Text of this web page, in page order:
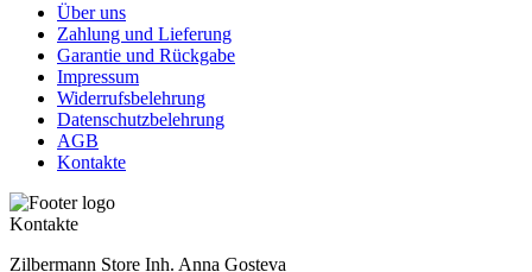
Über uns
Zahlung und Lieferung
Garantie und Rückgabe
Impressum
Widerrufsbelehrung
Datenschutzbelehrung
AGB
Kontakte
Kontakte
Zilbermann Store Inh. Anna Gosteva